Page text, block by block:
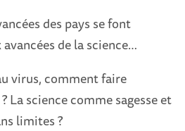
des pays se font
de la science…
virus, comment faire
La science comme sagesse et
limites ?